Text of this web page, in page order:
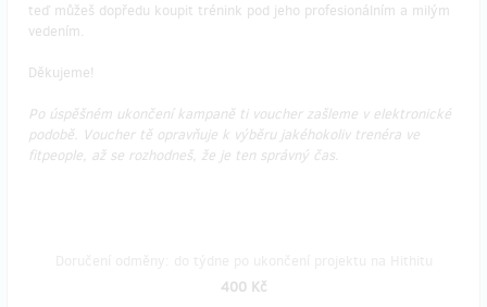
teď můžeš dopředu koupit trénink pod jeho profesionálním a milým
vedením.
Děkujeme!
Po úspěšném ukončení kampaně ti voucher zašleme v elektronické
podobě. Voucher tě opravňuje k výběru jakéhokoliv trenéra ve
fitpeople, až se rozhodneš, že je ten správný čas.
400 Kč